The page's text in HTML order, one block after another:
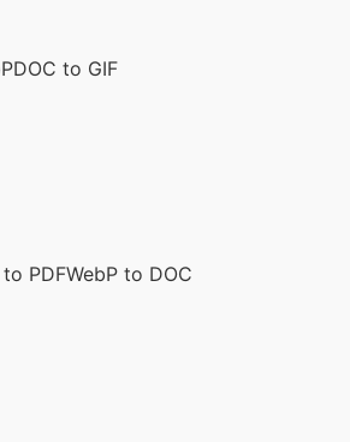
DOC to GIF
PDFWebP to DOC